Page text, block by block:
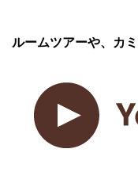
ルームツアーや、カ